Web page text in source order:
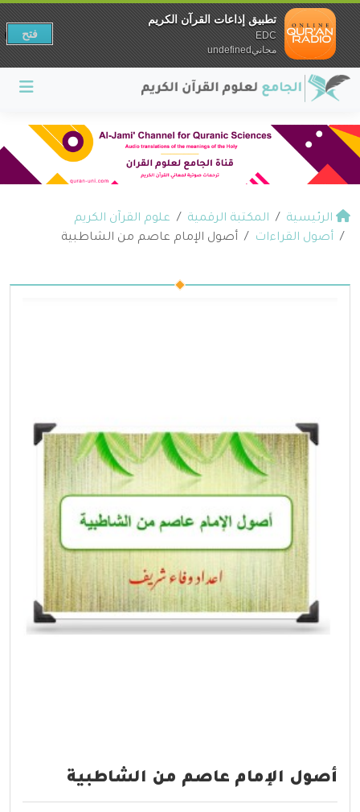
الرئيسية المكتبة الرقمية
علوم القرآن الكريم
أصول القراءات
أصول الإمام عاصم من الشاطبية
أصول الإمام عاصم من الشاطبية
تطبيق إذاعات القرآن الكريم
EDC
مجانيundefined
فتح